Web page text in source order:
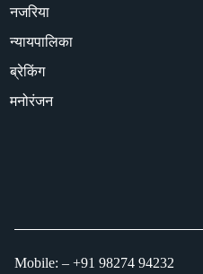
नजरिया
न्यायपालिका
ब्रेकिंग
मनोरंजन
Mobile: – +91 98274 94232